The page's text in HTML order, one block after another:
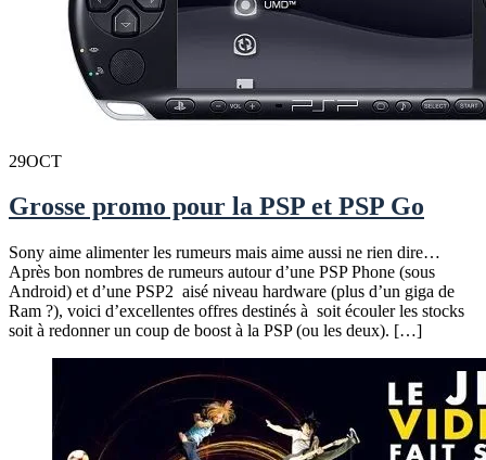
29OCT
Grosse promo pour la PSP et PSP Go
Sony aime alimenter les rumeurs mais aime aussi ne rien dire…
Après bon nombres de rumeurs autour d’une PSP Phone (sous
Android) et d’une PSP2 aisé niveau hardware (plus d’un giga de
Ram ?), voici d’excellentes offres destinés à soit écouler les stocks
soit à redonner un coup de boost à la PSP (ou les deux). […]